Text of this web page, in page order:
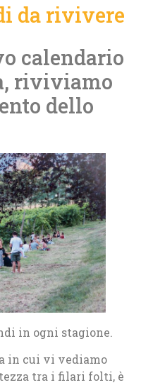
da rivivere
calendario
riviviamo
dello
in ogni stagione.
in cui vi vediamo
tra i filari folti, è